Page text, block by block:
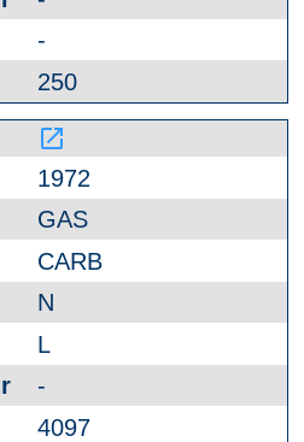
-
250
launch
1972
GAS
CARB
N
L
-
4097